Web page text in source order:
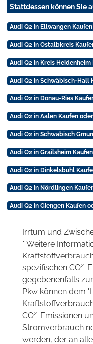
Stattdessen können Sie
Audi Q2 in Ellwangen
Audi Q2 in Ostalbkreis
Audi Q2 in Kreis
Audi Q2 in Schwäbisch-Hall
Audi Q2 in Donau-Ries
Audi Q2 in Aalen Kaufen
Audi Q2 in Schwäbisch
Audi Q2 in Grailsheim
Audi Q2 in Dinkelsbühl
Audi Q2 in Nördlingen
Audi Q2 in Giengen Kaufen
Irrtum und
* Weitere
spezifischen CO2-
gegebenenfalls
Pkw können dem
CO2-Emissionen
Stromverbrauch
werden, der an